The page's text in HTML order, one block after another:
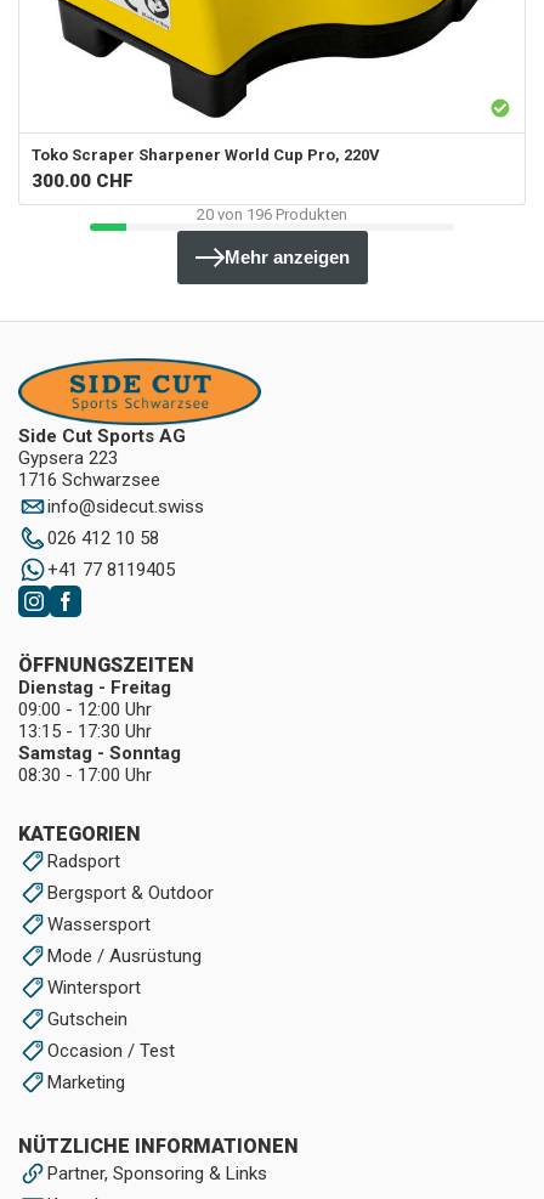
Toko Scraper Sharpener World Cup Pro, 220V
300.00 CHF
20 von 196 Produkten
Mehr anzeigen
Side Cut Sports AG
Gypsera 223
1716 Schwarzsee
info@sidecut.swiss
026 412 10 58
+41 77 8119405
KATEGORIEN
Radsport
Bergsport & Outdoor
Wassersport
Mode / Ausrüstung
Wintersport
Gutschein
Occasion / Test
Marketing
NÜTZLICHE INFORMATIONEN
Partner, Sponsoring & Links
ÖFFNUNGSZEITEN
Dienstag - Freitag
09:00 - 12:00 Uhr
13:15 - 17:30 Uhr
Samstag - Sonntag
08:30 - 17:00 Uhr